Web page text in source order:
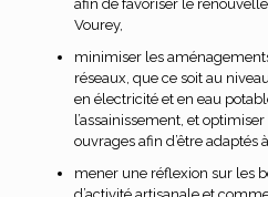
afin de favoriser le
Vourey,
minimiser les
réseaux, que ce soit au
en électricité et en eau
l’assainissement, et
ouvrages afin d’être adaptés
mener une réflexion sur les